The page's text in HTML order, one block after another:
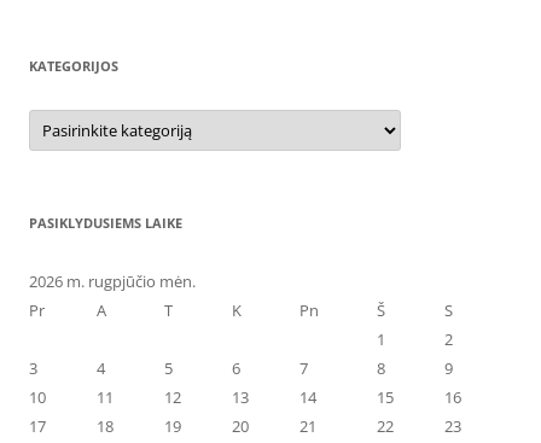
KATEGORIJOS
Kategorijos
PASIKLYDUSIEMS LAIKE
2026 m. rugpjūčio mėn.
Pr
A T K Pn Š
S
1
2
3
4 5 6 7 8
9
10
11 12 13 14 15
16
17
18 19 20 21 22
23